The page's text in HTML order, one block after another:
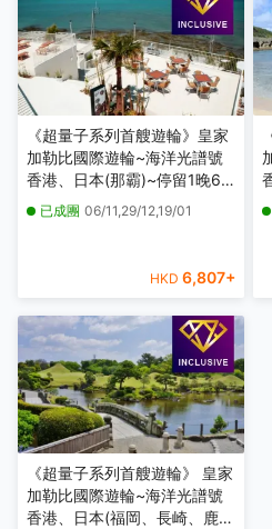
《超量子系列首艘遊輪》皇家
加勒比國際遊輪~海洋光譜號
香港、日本(那霸)~停留1晚6
天豪華郵輪假期【優遊全包】
【香港啟德郵輪碼頭往返】
已成團 06/11,29/12,19/01
HKD 6,807+
《超量子系列首艘遊輪》 皇家
加勒比國際遊輪~海洋光譜號
香港、日本(福岡、長崎、鹿兒